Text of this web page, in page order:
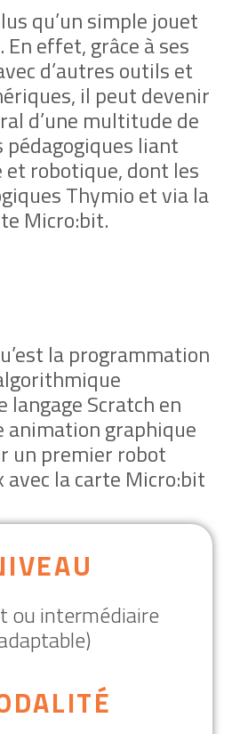
qu’un simple jouet
effet, grâce à ses
d’autres outils et
il peut devenir
d’une multitude de
pédagogiques liant
robotique, dont les
Thymio et via la
Micro:bit.
la programmation
langage Scratch en
animation graphique
un premier robot
avec la carte Micro:bit
ou intermédiaire